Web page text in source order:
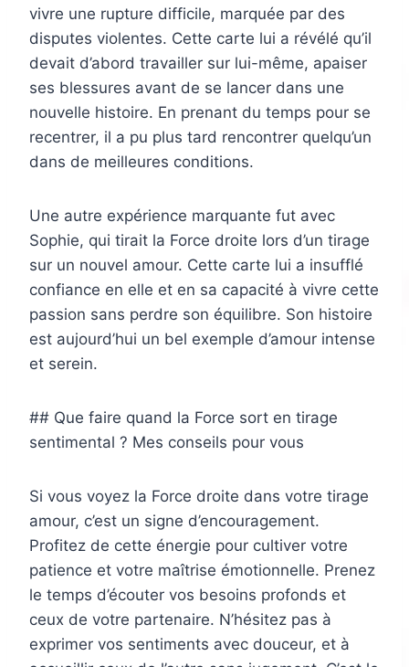
vivre une rupture difficile, marquée par des
disputes violentes. Cette carte lui a révélé qu’il
devait d’abord travailler sur lui-même, apaiser
ses blessures avant de se lancer dans une
nouvelle histoire. En prenant du temps pour se
recentrer, il a pu plus tard rencontrer quelqu’un
dans de meilleures conditions.
Une autre expérience marquante fut avec
Sophie, qui tirait la Force droite lors d’un tirage
sur un nouvel amour. Cette carte lui a insufflé
confiance en elle et en sa capacité à vivre cette
passion sans perdre son équilibre. Son histoire
est aujourd’hui un bel exemple d’amour intense
et serein.
## Que faire quand la Force sort en tirage
sentimental ? Mes conseils pour vous
Si vous voyez la Force droite dans votre tirage
amour, c’est un signe d’encouragement.
Profitez de cette énergie pour cultiver votre
patience et votre maîtrise émotionnelle. Prenez
le temps d’écouter vos besoins profonds et
ceux de votre partenaire. N’hésitez pas à
exprimer vos sentiments avec douceur, et à